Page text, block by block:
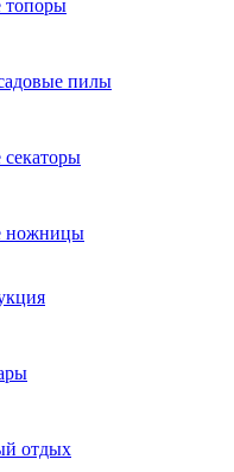
топоры
пилы
ножницы
отдых